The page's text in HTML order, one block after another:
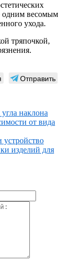
одним весомым
ухода.
тряпочкой,
Отправить
наклона
от вида
устройство
изделий для